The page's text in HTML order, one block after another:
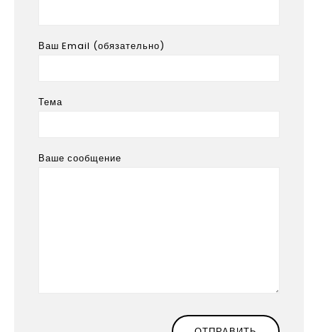
Ваш Email (обязательно)
Тема
Ваше сообщение